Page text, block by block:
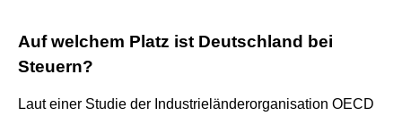
Auf welchem Platz ist Deutschland bei
Steuern?
Laut einer Studie der Industrieländerorganisation OECD